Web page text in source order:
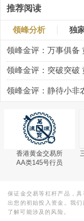
推荐阅读
领峰分析 独
领峰金评：突破突破
香港黄金交易所
AA类145号行员
保证金交易等杠杆产品，
出您的初始投入资金。我
了解可能涉及的风险。